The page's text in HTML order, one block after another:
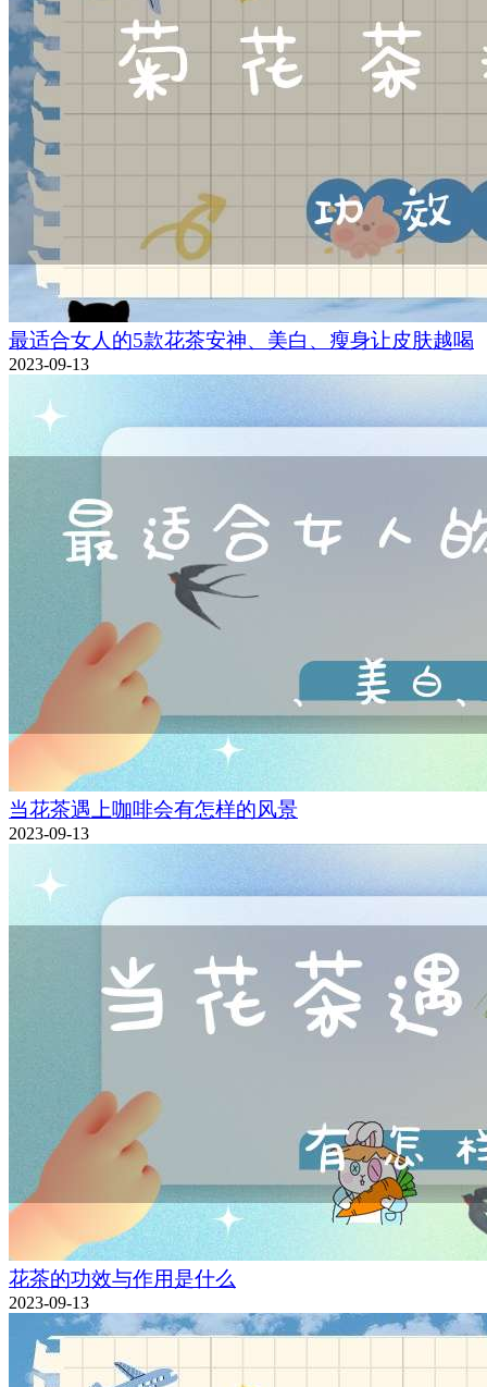
最适合女人的5款花茶安神、美白、瘦身让皮肤越喝
2023-09-13
当花茶遇上咖啡会有怎样的风景
2023-09-13
花茶的功效与作用是什么
2023-09-13